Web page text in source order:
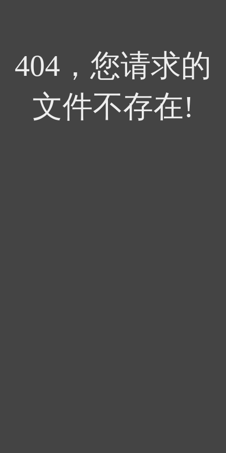
404，您请求的
文件不存在!